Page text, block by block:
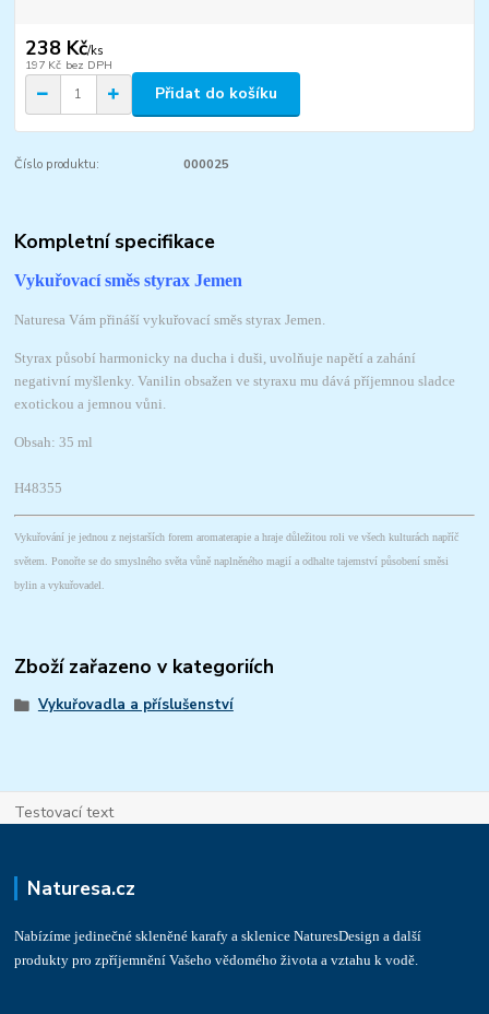
238 Kč/ks
197 Kč bez DPH
Přidat do košíku
Číslo produktu: 000025
Kompletní specifikace
Vykuřovací směs styrax Jemen
Naturesa Vám přináší vykuřovací směs styrax Jemen.
Styrax působí harmonicky na ducha i duši, uvolňuje napětí a zahání
negativní myšlenky. Vanilin obsažen ve styraxu mu dává příjemnou sladce
exotickou a jemnou vůni.
Obsah: 35 ml
H48355
Vykuřování je jednou z nejstarších forem aromaterapie a hraje důležitou roli ve všech kulturách napříč
světem. Ponořte se do smyslného světa vůně naplněného magií a odhalte tajemství působení směsi
bylin a vykuřovadel.
Zboží zařazeno v kategoriích
Vykuřovadla a příslušenství
Testovací text
Naturesa.cz
Nabízíme jedinečné skleněné karafy a sklenice NaturesDesign a další
produkty pro zpříjemnění Vašeho vědomého života a vztahu k vodě.